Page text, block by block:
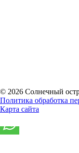
© 2026 Солнечный
Политика обработка
Карта сайта